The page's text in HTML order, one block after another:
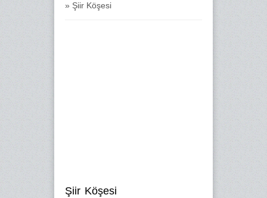
Buradasınız
» Şiir Köşesi
Şiir Köşesi